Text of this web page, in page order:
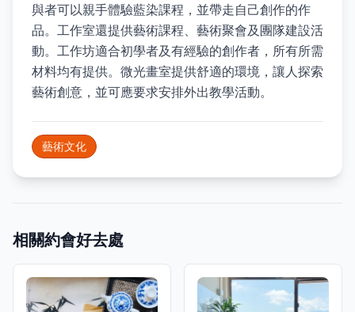
與者可以親手體驗藍染課程，並帶走自己創作的作
品。工作室還提供藝術課程、藝術聚會及團隊建設活
動。工作坊適合初學者及有經驗的創作者，所有所需
材料均有提供。微光畫室提供舒適的環境，讓人探索
藝術創意，並可應要求安排外出教學活動。
藝術文化
相關約會好去處